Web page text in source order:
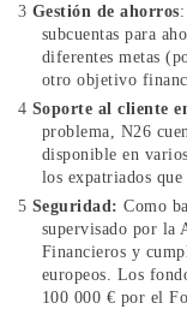
Gestión de ahorros
subcuentas para
diferentes metas
otro objetivo
Soporte al cliente
problema, N26
disponible en
los expatriados
Seguridad: Como
supervisado por la
Financieros y
europeos. Los
100 000 € por el